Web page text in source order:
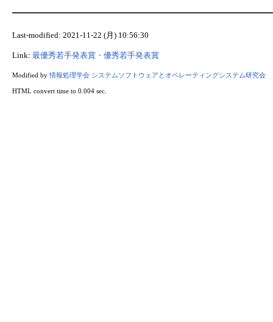
Last-modified: 2021-11-22 (月) 10:56:30
Link: 最優秀若手発表賞・優秀若手発表賞
Modified by情報処理学会 システムソフトウェアとオペレーティングシステム研究会
HTML convert time to 0.004 sec.